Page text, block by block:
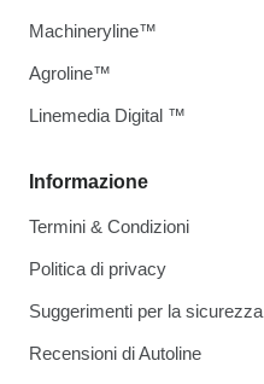
Informazione
Termini & Condizioni
Politica di privacy
Suggerimenti per la sicurezza
Recensioni di Autoline
Machineryline™
Agroline™
Linemedia Digital ™